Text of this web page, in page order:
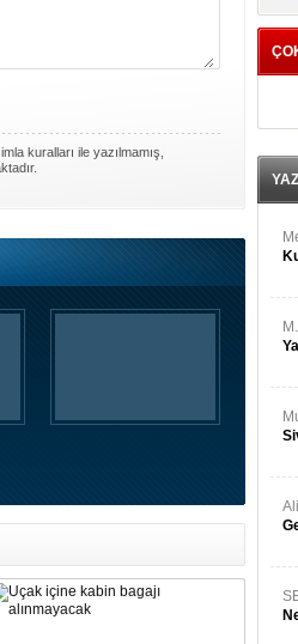
kuralları ile yazılmamış,